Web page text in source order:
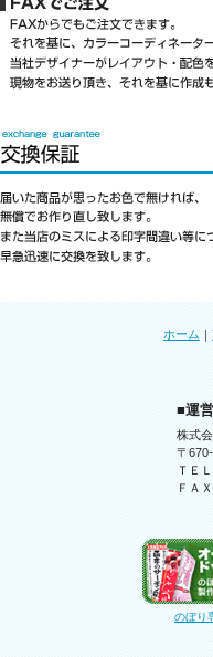
ホーム ｜
■運
株式
〒
ＴＥ
ＦＡ
のぼり